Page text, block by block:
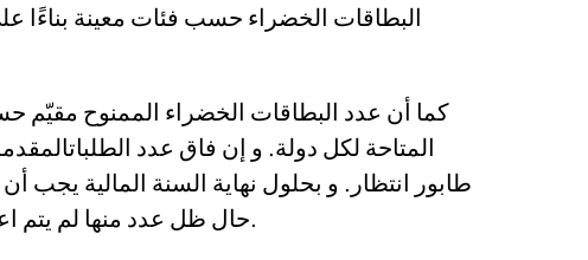
البطاقات الخضراء حسب فئات معينة بناءًا
المتاحة لكل دولة. و إن فاق عدد
طابور انتظار. و بحلول نهاية السنة المالية يجب
حال ظل عدد منها لم يتم اعتماده، يمكن استخدامه في السنة الموالية.